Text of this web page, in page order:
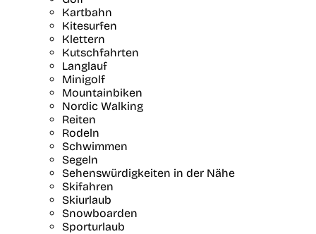
Kartbahn
Kitesurfen
Klettern
Kutschfahrten
Langlauf
Minigolf
Mountainbiken
Nordic Walking
Reiten
Rodeln
Schwimmen
Segeln
Sehenswürdigkeiten in der Nähe
Skifahren
Skiurlaub
Snowboarden
Sporturlaub